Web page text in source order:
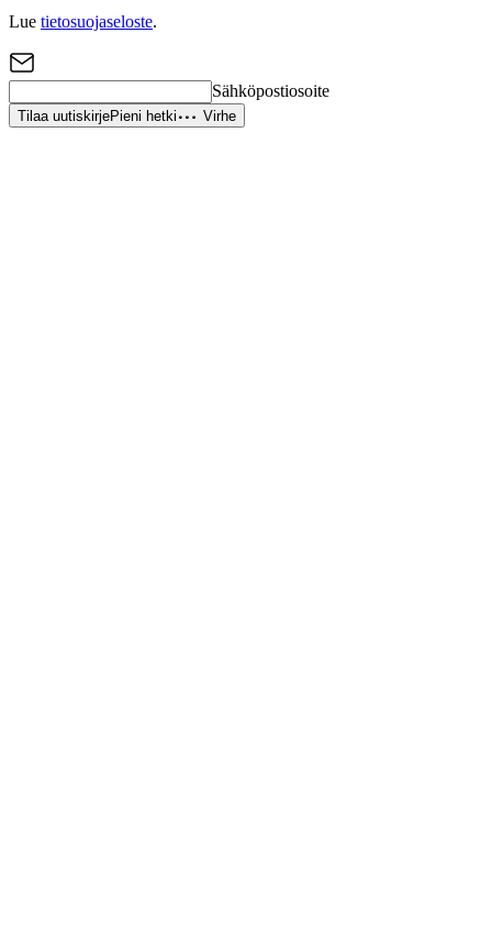
Lue tietosuojaseloste.
Sähköpostiosoite
Tilaa uutiskirjePieni hetki Virhe